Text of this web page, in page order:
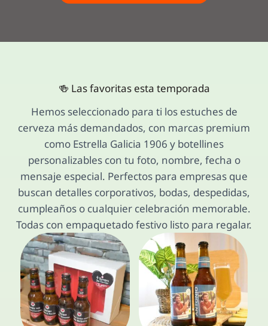
🍻 Las favoritas esta temporada
Hemos seleccionado para ti los estuches de
cerveza más demandados, con marcas premium
como Estrella Galicia 1906 y botellines
personalizables con tu foto, nombre, fecha o
mensaje especial. Perfectos para empresas que
buscan detalles corporativos, bodas, despedidas,
cumpleaños o cualquier celebración memorable.
Todas con empaquetado festivo listo para regalar.